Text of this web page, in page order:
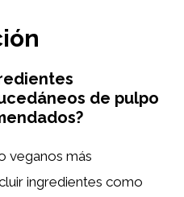
de pulpo
veganos más
ingredientes como